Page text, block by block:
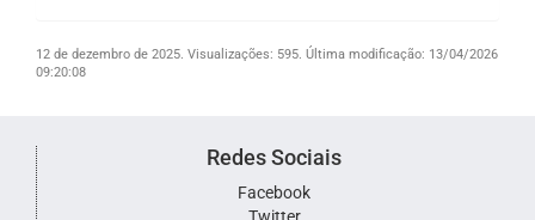
12 de dezembro de 2025. Visualizações: 595. Última modificação: 13/04/2026
09:20:08
Redes Sociais
Facebook